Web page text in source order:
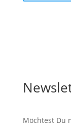
Möchtest Du